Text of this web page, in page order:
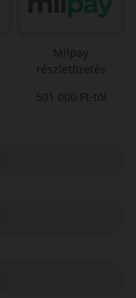
Milpay
részletfizetés
501 000 Ft-tól